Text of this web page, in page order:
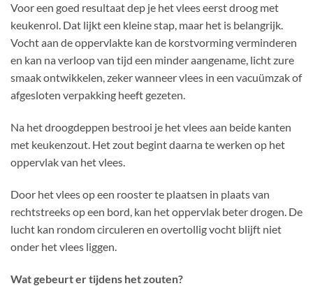
Voor een goed resultaat dep je het vlees eerst droog met
keukenrol. Dat lijkt een kleine stap, maar het is belangrijk.
Vocht aan de oppervlakte kan de korstvorming verminderen
en kan na verloop van tijd een minder aangename, licht zure
smaak ontwikkelen, zeker wanneer vlees in een vacuümzak of
afgesloten verpakking heeft gezeten.
Na het droogdeppen bestrooi je het vlees aan beide kanten
met keukenzout. Het zout begint daarna te werken op het
oppervlak van het vlees.
Door het vlees op een rooster te plaatsen in plaats van
rechtstreeks op een bord, kan het oppervlak beter drogen. De
lucht kan rondom circuleren en overtollig vocht blijft niet
onder het vlees liggen.
Wat gebeurt er tijdens het zouten?